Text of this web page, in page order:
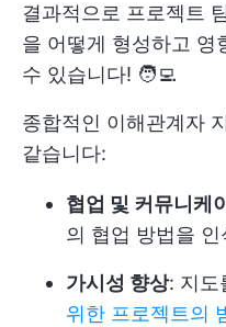
결과적으로 프로젝트
을 어떻게 형성하고 영
수 있습니다! 🧑‍💻
종합적인 이해관계자
같습니다:
협업 및 커뮤니케
의 협업 방법을
가시성 향상: 지도
위한 프로젝트의